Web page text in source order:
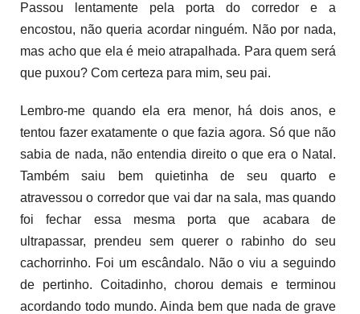
Passou lentamente pela porta do corredor e a
encostou, não queria acordar ninguém. Não por nada,
mas acho que ela é meio atrapalhada. Para quem será
que puxou? Com certeza para mim, seu pai.
Lembro-me quando ela era menor, há dois anos, e
tentou fazer exatamente o que fazia agora. Só que não
sabia de nada, não entendia direito o que era o Natal.
Também saiu bem quietinha de seu quarto e
atravessou o corredor que vai dar na sala, mas quando
foi fechar essa mesma porta que acabara de
ultrapassar, prendeu sem querer o rabinho do seu
cachorrinho. Foi um escândalo. Não o viu a seguindo
de pertinho. Coitadinho, chorou demais e terminou
acordando todo mundo. Ainda bem que nada de grave